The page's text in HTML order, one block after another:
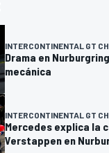
INTERCONTINENTAL GT
Drama en
mecánica
INTERCONTINENTAL GT
Mercedes explica la
Verstappen en